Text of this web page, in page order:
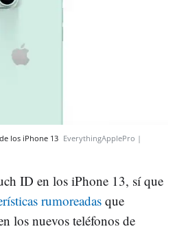
los iPhone 13 EverythingApplePro |
ID en los iPhone 13, sí que
rumoreadasque
los nuevos teléfonos de